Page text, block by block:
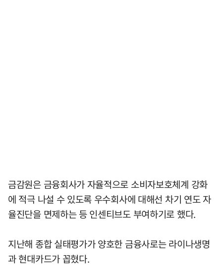
금감원은 금융회사가 자율적으로 소비자보호체계 강화
에 적극 나설 수 있도록 우수회사에 대해선 차기 연도 자
율진단을 면제하는 등 인센티브도 부여하기로 했다.
지난해 종합 실태평가가 양호한 금융사로는 라이나생명
과 현대카드가 꼽혔다.